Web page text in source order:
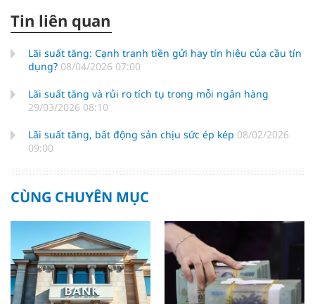
Tin liên quan
Lãi suất tăng: Cạnh tranh tiền gửi hay tín hiệu của cầu tín
dụng? 08/04/2026 07:00
Lãi suất tăng và rủi ro tích tụ trong mỗi ngân hàng
29/03/2026 08:10
Lãi suất tăng, bất động sản chịu sức ép kép 08/02/2026
09:00
CÙNG CHUYÊN MỤC